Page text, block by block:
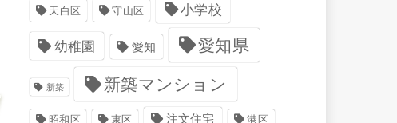
天白区 守山区 小学校
幼稚園 愛知 愛知県
新築 新築マンション
昭和区 東区 注文住宅 港区